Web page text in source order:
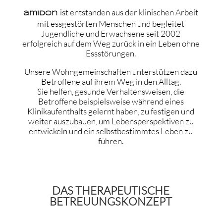
amIDon ist entstanden aus der klinischen Arbeit
mit essgestörten Menschen und begleitet
Jugendliche und Erwachsene seit 2002
erfolgreich auf dem Weg zurück in ein Leben ohne
Essstörungen.
Unsere Wohngemeinschaften unterstützen dazu
Betroffene auf ihrem Weg in den Alltag.
Sie helfen, gesunde Verhaltensweisen, die
Betroffene beispielsweise während eines
Klinikaufenthalts gelernt haben, zu festigen und
weiter auszubauen, um Lebensperspektiven zu
entwickeln und ein selbstbestimmtes Leben zu
führen.
DAS THERAPEUTISCHE
BETREUUNGSKONZEPT